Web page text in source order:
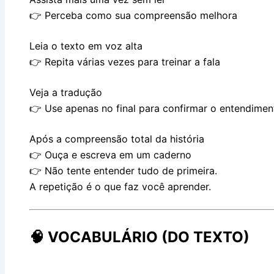
👉 Perceba como sua compreensão melhora
Leia o texto em voz alta
👉 Repita várias vezes para treinar a fala
Veja a tradução
👉 Use apenas no final para confirmar o
Após a compreensão total da história
👉 Ouça e escreva em um caderno
👉 Não tente entender tudo de primeira.
A repetição é o que faz você aprender.
🧠 VOCABULÁRIO (DO TEXTO)